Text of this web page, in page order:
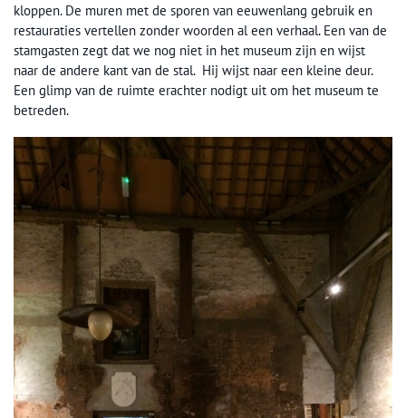
kloppen. De muren met de sporen van eeuwenlang gebruik en
restauraties vertellen zonder woorden al een verhaal. Een van de
stamgasten zegt dat we nog niet in het museum zijn en wijst
naar de andere kant van de stal. Hij wijst naar een kleine deur.
Een glimp van de ruimte erachter nodigt uit om het museum te
betreden.